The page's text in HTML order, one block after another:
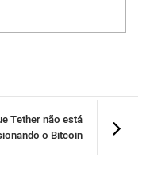
Tether não está
o Bitcoin